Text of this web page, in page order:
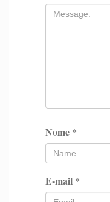
Nome *
E-mail *